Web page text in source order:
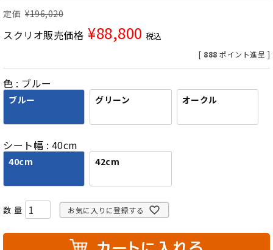
定価 ¥196,020
スクリオ販売価格 ¥88,800 税込
[ 888 ポイント進呈 ]
色 ブルー
ブルー グリーン オークル
シート幅 40cm
40cm 42cm
お気に入りに登録する